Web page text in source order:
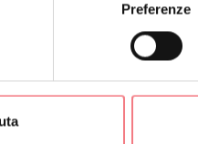
Preferenze